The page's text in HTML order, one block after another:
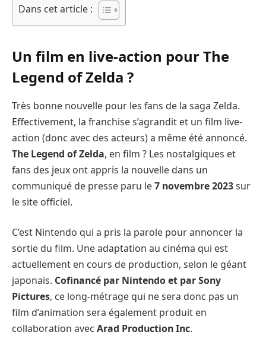
Dans cet article :
Un film en live-action pour The
Legend of Zelda ?
Très bonne nouvelle pour les fans de la saga Zelda.
Effectivement, la franchise s’agrandit et un film live-
action (donc avec des acteurs) a même été annoncé.
The Legend of Zelda, en film ? Les nostalgiques et
fans des jeux ont appris la nouvelle dans un
communiqué de presse paru le7 novembre 2023sur
le site officiel.
C’est Nintendo qui a pris la parole pour annoncer la
sortie du film. Une adaptation au cinéma qui est
actuellement en cours de production, selon le géant
japonais. Cofinancé par Nintendo et par Sony
Pictures, ce long-métrage qui ne sera donc pas un
film d’animation sera également produit en
collaboration avec Arad Production Inc.